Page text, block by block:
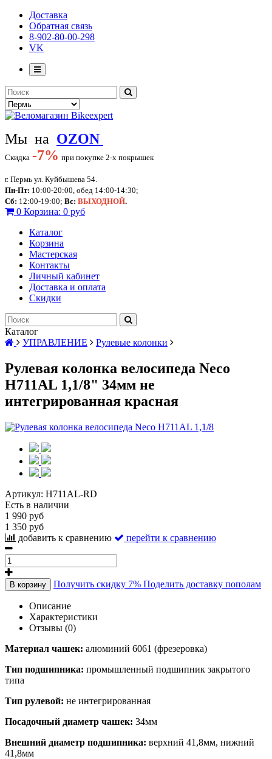
Доставка
Обратная связь
8-902-80-00-298
VK
Мы на OZON
Скидка -7% при покупке 2-х покрышек
г. Пермь ул. Куйбышева 54.
Пн-Пт: 10:00-20:00, обед 14:00-14:30;
Сб: 12:00-19:00; Вс: ВЫХОДНОЙ.
0 Корзина: 0 руб
Каталог
Корзина
Мастерская
Контакты
Личный кабинет
Доставка и оплата
Скидки
Каталог
УПРАВЛЕНИЕ
Рулевые колонки
Рулевая колонка велосипеда Neco
H711AL 1,1/8" 34мм не
интегрированная красная
Артикул: H711AL-RD
Есть в наличии
1 990 руб
1 350 руб
добавить к сравнению
перейти к сравнению
В корзину Получить скидку 7% Поделить доставку пополам
Описание
Характеристики
Отзывы (0)
Материал чашек: алюминий 6061 (фрезеровка)
Тип подшипника: промышленный подшипник закрытого
типа
Тип рулевой: не интегрированная
Посадочный диаметр чашек: 34мм
Внешний диаметр подшипника: верхний 41,8мм, нижний
41,8мм